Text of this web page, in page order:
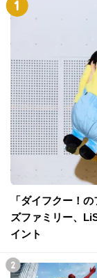
「ダイフクー！
ズファミリー、
イント